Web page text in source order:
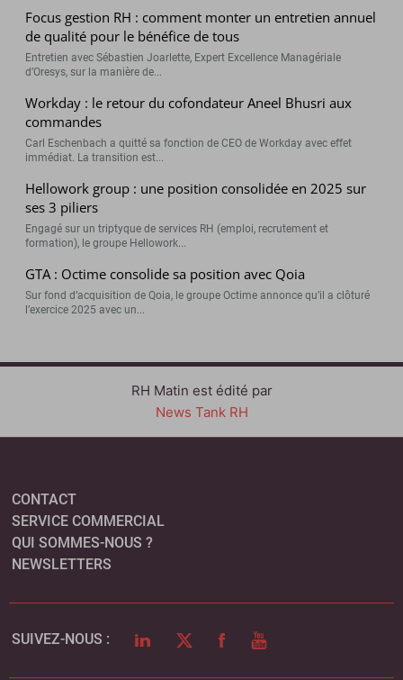
Focus gestion RH : comment monter un entretien annuel
de qualité pour le bénéfice de tous
Entretien avec Sébastien Joarlette, Expert Excellence Managériale
d’Oresys, sur la manière de...
Workday : le retour du cofondateur Aneel Bhusri aux
commandes
Carl Eschenbach a quitté sa fonction de CEO de Workday avec effet
immédiat. La transition est...
Hellowork group : une position consolidée en 2025 sur
ses 3 piliers
Engagé sur un triptyque de services RH (emploi, recrutement et
formation), le groupe Hellowork...
GTA : Octime consolide sa position avec Qoia
Sur fond d’acquisition de Qoia, le groupe Octime annonce qu’il a clôturé
l’exercice 2025 avec un...
RH Matin est édité par
News Tank RH
CONTACT
SERVICE COMMERCIAL
QUI SOMMES-NOUS ?
NEWSLETTERS
SUIVEZ-NOUS : LINKEDINTWITTERFACEBOOK
YOUTUBE